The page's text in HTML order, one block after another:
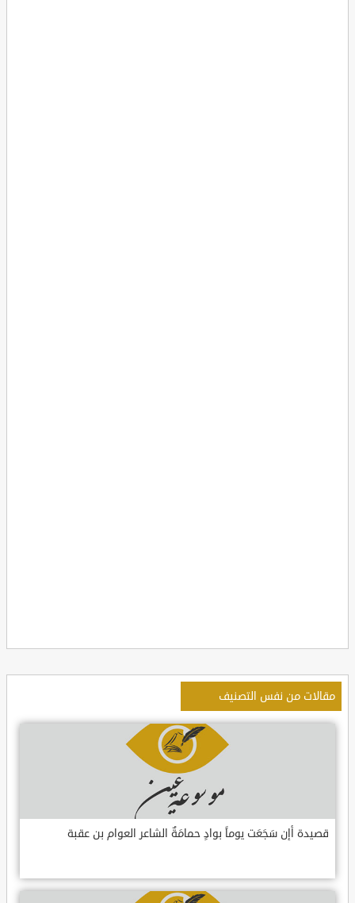
مقالات من نفس التصنيف
قصيدة أإن سَجَعَت يوماً بوادٍ حمامَةٌ الشاعر العوام بن عقبة